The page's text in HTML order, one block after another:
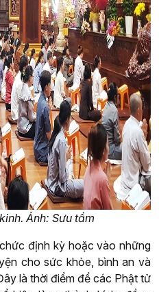
Ảnh: Sưu tầm
định kỳ hoặc vào những
cho sức khỏe, bình an và
là thời điểm để các Phật tử